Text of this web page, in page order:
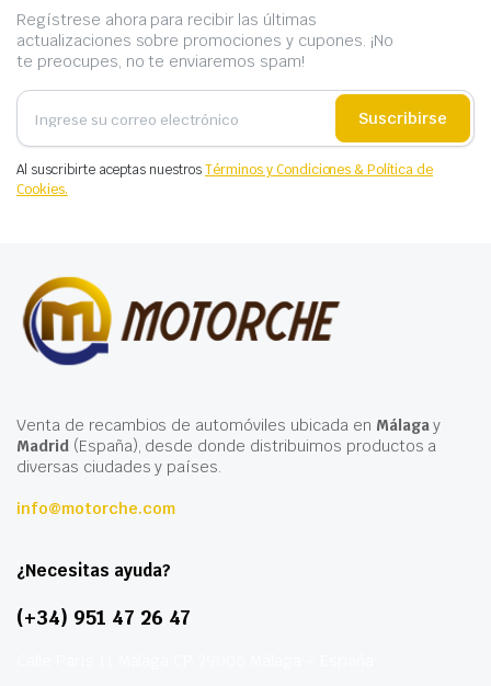
Regístrese ahora para recibir las últimas
actualizaciones sobre promociones y cupones. ¡No
te preocupes, no te enviaremos spam!
Suscribirse
Al suscribirte aceptas nuestrosTérminos y Condiciones & Política de
Cookies.
Venta de recambios de automóviles ubicada en Málagay
Madrid(España), desde donde distribuimos productos a
diversas ciudades y países.
info@motorche.com
¿Necesitas ayuda?
(+34) 951 47 26 47